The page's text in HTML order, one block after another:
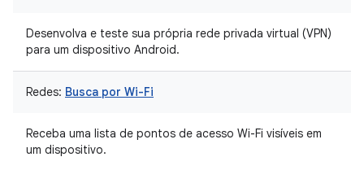
Desenvolva e teste sua própria rede privada virtual (VPN)
para um dispositivo Android.
Redes: Busca por Wi-Fi
Receba uma lista de pontos de acesso Wi-Fi visíveis em
um dispositivo.